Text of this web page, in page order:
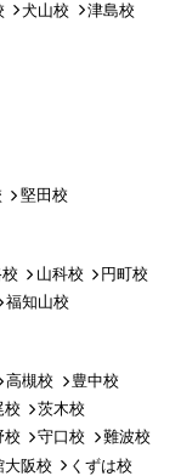
犬山校
津島校
堅田校
山科校
円町校
福知山校
高槻校
豊中校
校
茨木校
校 守口校
難波校
大阪校
くずは校